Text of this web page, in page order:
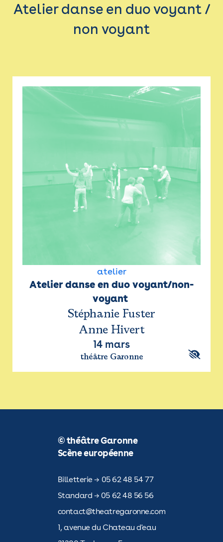
Atelier danse en duo voyant /
non voyant
atelier
Atelier danse en duo voyant/non-
voyant
Stéphanie Fuster
Anne Hivert
14 mars
théâtre Garonne
© théâtre Garonne
Scène européenne
Billetterie → 05 62 48 54 77
Standard → 05 62 48 56 56
contact@theatregaronne.com
1, avenue du Chateau d'eau